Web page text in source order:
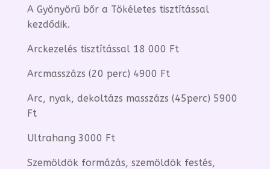
A Gyönyörű bőr a Tökéletes tisztítással
kezdődik.
Arckezelés tisztítással 18 000 Ft
Arcmasszázs (20 perc) 4900 Ft
Arc, nyak, dekoltázs masszázs (45perc) 5900
Ft
Ultrahang 3000 Ft
Szemöldök formázás, szemöldök festés,